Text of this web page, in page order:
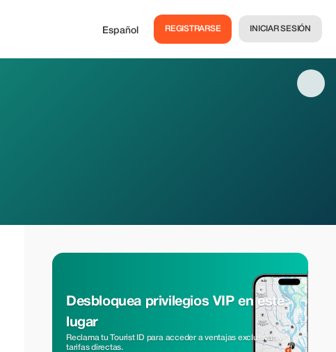
Español REGISTRARSE INICIAR SESIÓN
Desbloquea privilegios VIP en este
lugar
Reclama tu Tourist ID para acceder a ventajas exclusivas y
tarifas directas.